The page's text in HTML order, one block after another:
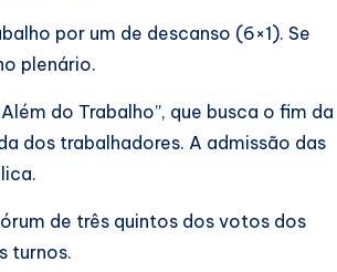
por um de descanso (6×1). Se
plenário.
do Trabalho”, que busca o fim da
dos trabalhadores. A admissão das
de três quintos dos votos dos
turnos.